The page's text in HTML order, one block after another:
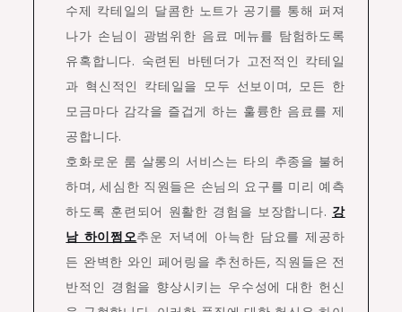
수제 칵테일의 달콤한 노트가 공기를 통해 퍼져
나가 손님이 광범위한 음료 메뉴를 탐험하도록
유혹합니다. 숙련된 바텐더가 고전적인 칵테일
과 혁신적인 칵테일을 모두 선보이며, 모든 한
모금마다 감각을 즐겁게 하는 훌륭한 음료를 제
공합니다.
호화로운 룸 살롱의 서비스는 타의 추종을 불허
하며, 세심한 직원들은 손님의 요구를 미리 예측
하도록 훈련되어 원활한 경험을 보장합니다. 강
남 하이쩜오추운 저녁에 아늑한 담요를 제공하
든 완벽한 와인 페어링을 추천하든, 직원들은 전
반적인 경험을 향상시키는 우수성에 대한 헌신